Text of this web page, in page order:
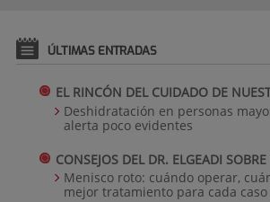
ÚLTIMAS ENTRADAS
EL RINCÓN DEL CUIDADO DE
Deshidratación en personas
alerta poco evidentes
CONSEJOS DEL DR. ELGEADI
Menisco roto: cuándo operar,
mejor tratamiento para cada caso